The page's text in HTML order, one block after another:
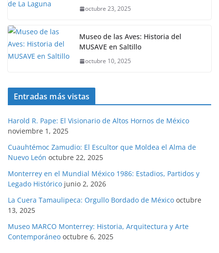
octubre 23, 2025
Museo de las Aves: Historia del
MUSAVE en Saltillo
octubre 10, 2025
Entradas más vistas
Harold R. Pape: El Visionario de Altos Hornos de México
noviembre 1, 2025
Cuauhtémoc Zamudio: El Escultor que Moldea el Alma de
Nuevo León octubre 22, 2025
Monterrey en el Mundial México 1986: Estadios, Partidos y
Legado Histórico junio 2, 2026
La Cuera Tamaulipeca: Orgullo Bordado de México octubre
13, 2025
Museo MARCO Monterrey: Historia, Arquitectura y Arte
Contemporáneo octubre 6, 2025